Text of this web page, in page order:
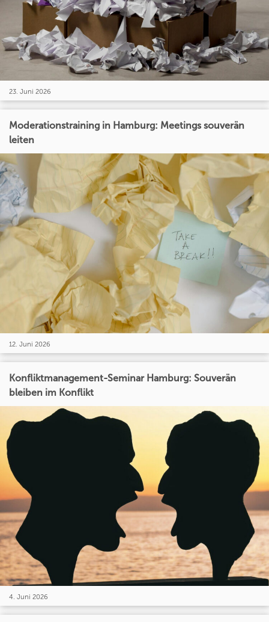
23. Juni 2026
Moderationstraining in Hamburg: Meetings souverän
leiten
12. Juni 2026
Konfliktmanagement-Seminar Hamburg: Souverän
bleiben im Konflikt
4. Juni 2026